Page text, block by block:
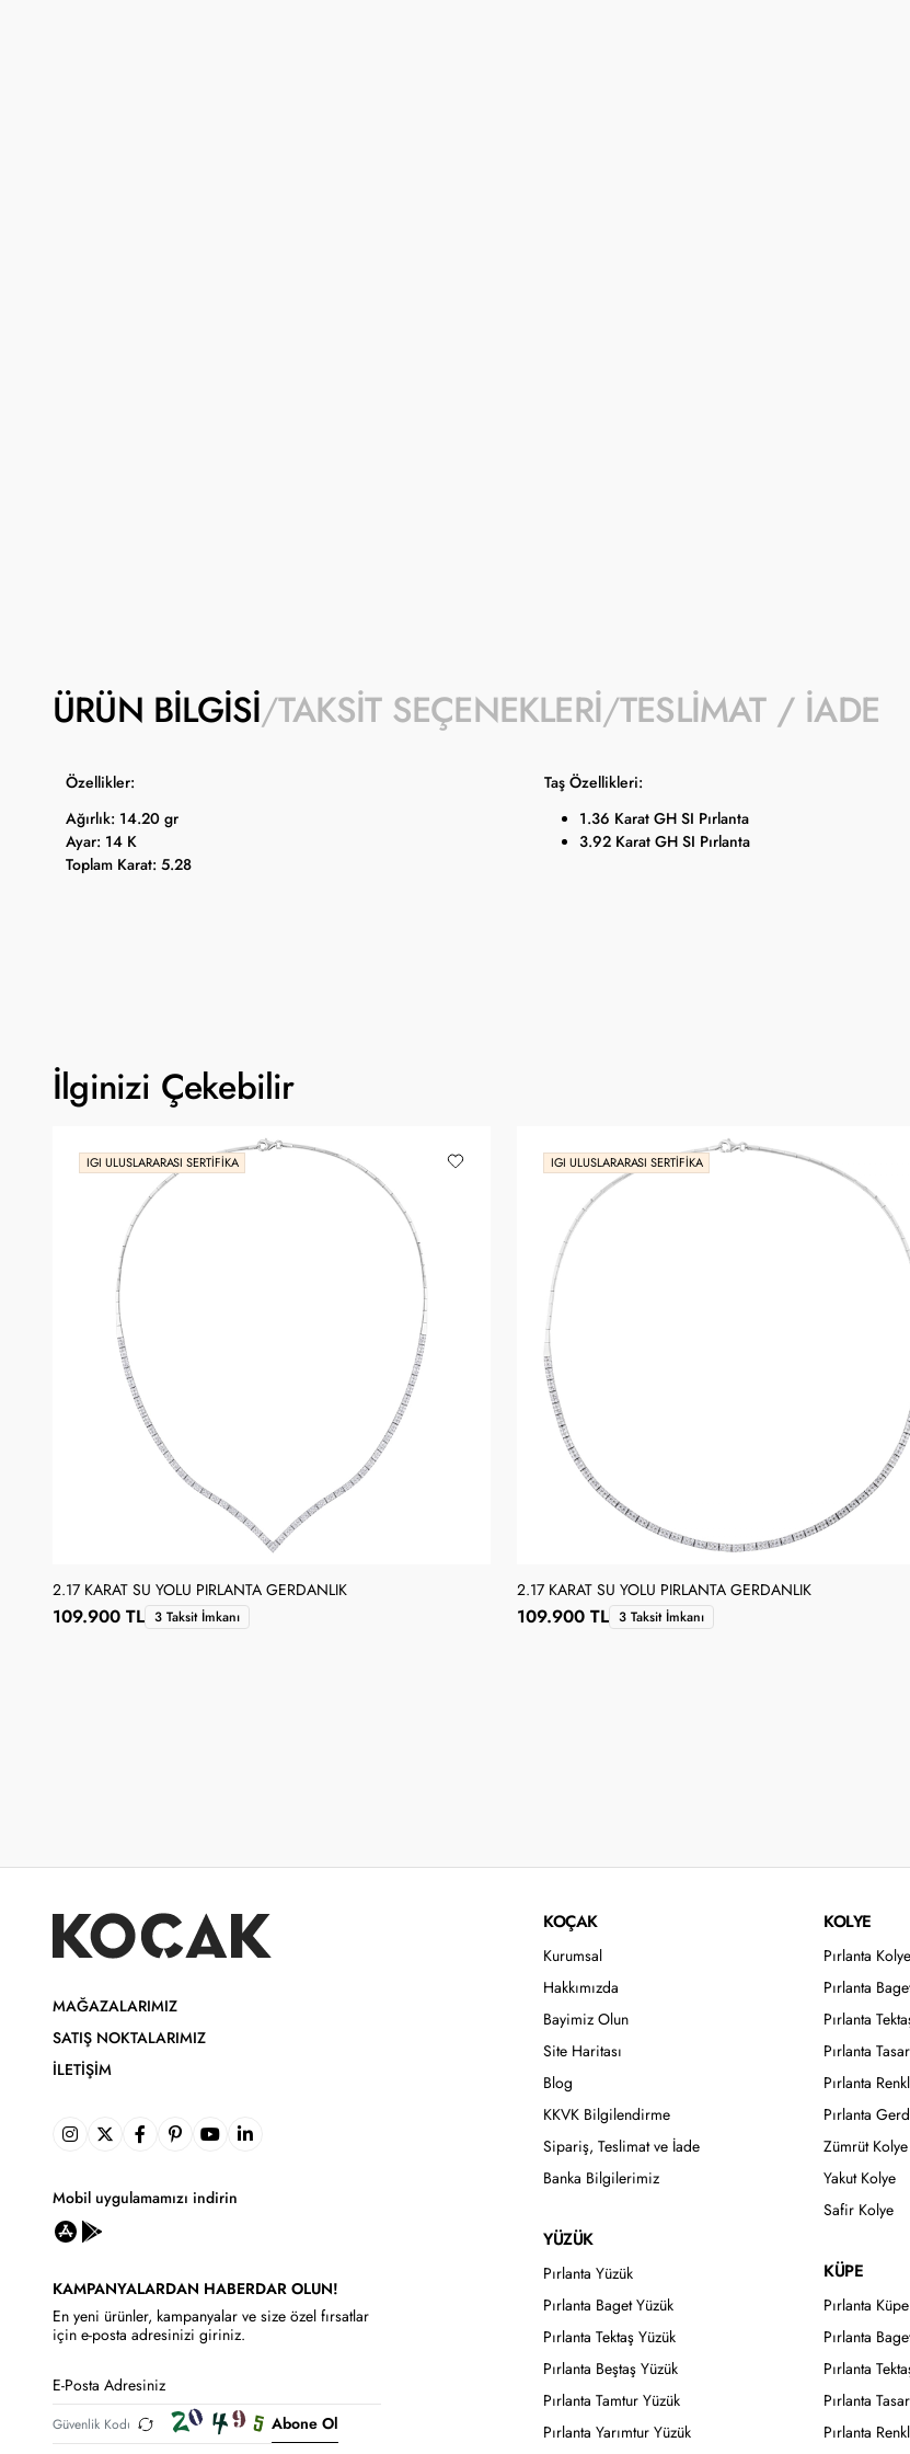
ÜRÜN BILGISI TAKSIT SEÇENEKLERI TESLIMAT / İADE
Özellikler: Taş Özellikleri:
Ağırlık: 14.20 gr
Ayar: 14 K
Toplam Karat: 5.28
1.36 Karat GH SI Pırlanta
3.92 Karat GH SI Pırlanta
İlginizi Çekebilir
IGI ULUSLARARASI SERTIFIKA
2.17 KARAT SU YOLU PIRLANTA GERDANLIK
109.900 TL 3 Taksit İmkanı
IGI ULUSLARARASI SERTIFIKA
2.17 KARAT SU YOLU PIRLANTA GERDANLIK
109.900 TL 3 Taksit İmkanı
MAĞAZALARIMIZ
SATIŞ NOKTALARIMIZ
İLETIŞIM
Mobil uygulamamızı indirin
KAMPANYALARDAN HABERDAR OLUN!
En yeni ürünler, kampanyalar ve size özel fırsatlar
için e-posta adresinizi giriniz.
Abone Ol
KOÇAK
Kurumsal
Hakkımızda
Bayimiz Olun
Site Haritası
Blog
KKVK Bilgilendirme
Sipariş, Teslimat ve İade
Banka Bilgilerimiz
YÜZÜK
Pırlanta Yüzük
Pırlanta Baget Yüzük
Pırlanta Tektaş Yüzük
Pırlanta Beştaş Yüzük
Pırlanta Tamtur Yüzük
Pırlanta Yarımtur Yüzük
KOLYE
Pırlanta Kolye
Pırlanta
Pırlanta
Pırlanta
Pırlanta
Pırlanta
Zümrüt Kolye
Yakut Kolye
Safir Kolye
KÜPE
Pırlanta Küpe
Pırlanta
Pırlanta
Pırlanta
Pırlanta